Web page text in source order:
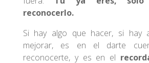
reconocerlo.
Si hay algo que hacer, si hay
mejorar, es en el darte
reconocerte, y es en el